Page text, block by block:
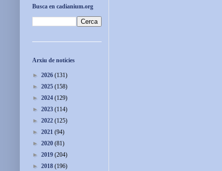
Busca en cadianium.org
Arxiu de notícies
► 2026 (131)
► 2025 (158)
► 2024 (129)
► 2023 (114)
► 2022 (125)
► 2021 (94)
► 2020 (81)
► 2019 (204)
► 2018 (196)